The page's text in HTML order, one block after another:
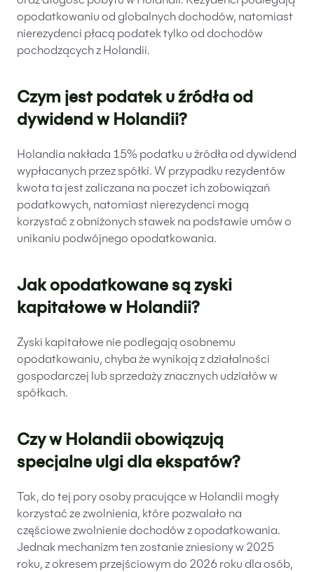
opodatkowaniu od globalnych dochodów, natomiast
nierezydenci płacą podatek tylko od dochodów
pochodzących z Holandii.
Czym jest podatek u źródła od
dywidend w Holandii?
Holandia nakłada 15% podatku u źródła od dywidend
wypłacanych przez spółki. W przypadku rezydentów
kwota ta jest zaliczana na poczet ich zobowiązań
podatkowych, natomiast nierezydenci mogą
korzystać z obniżonych stawek na podstawie umów o
unikaniu podwójnego opodatkowania.
Jak opodatkowane są zyski
kapitałowe w Holandii?
Zyski kapitałowe nie podlegają osobnemu
opodatkowaniu, chyba że wynikają z działalności
gospodarczej lub sprzedaży znacznych udziałów w
spółkach.
Czy w Holandii obowiązują
specjalne ulgi dla ekspatów?
Tak, do tej pory osoby pracujące w Holandii mogły
korzystać ze zwolnienia, które pozwalało na
częściowe zwolnienie dochodów z opodatkowania.
Jednak mechanizm ten zostanie zniesiony w 2025
roku, z okresem przejściowym do 2026 roku dla osób,